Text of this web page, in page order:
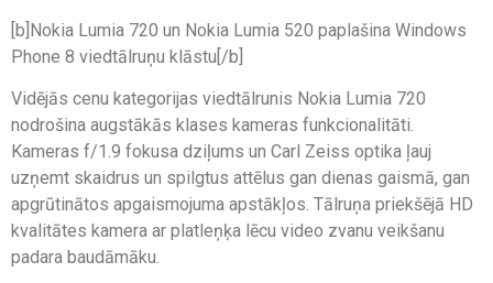
[b]Nokia Lumia 720 un Nokia Lumia 520 paplašina Windows
Phone 8 viedtālruņu klāstu[/b]
Vidējās cenu kategorijas viedtālrunis Nokia Lumia 720
nodrošina augstākās klases kameras funkcionalitāti.
Kameras f/1.9 fokusa dziļums un Carl Zeiss optika ļauj
uzņemt skaidrus un spilgtus attēlus gan dienas gaismā, gan
apgrūtinātos apgaismojuma apstākļos. Tālruņa priekšējā HD
kvalitātes kamera ar platleņķa lēcu video zvanu veikšanu
padara baudāmāku.